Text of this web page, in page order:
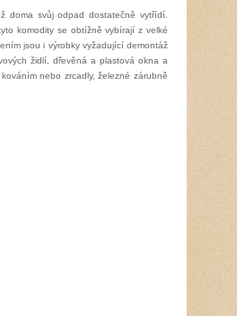
doma svůj odpad dostatečně vytřídí.
komodity se obtížně vybírají z velké
jsou i výrobky vyžadující demontáž
židlí, dřevěná a plastová okna a
nebo zrcadly, železné zárubně